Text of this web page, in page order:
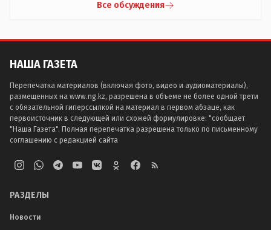
Все обсуждения
НАША ГАЗЕТА
Перепечатка материалов (включая фото, видео и аудиоматериалы),
размещенных на www.ng.kz, разрешена в объеме не более одной трети
с обязательной гиперссылкой на материал в первом абзаце, как
первоисточник в следующей или схожей формулировке: "сообщает
"Наша Газета". Полная перепечатка разрешена только по письменному
соглашению с редакцией сайта
РАЗДЕЛЫ
Новости